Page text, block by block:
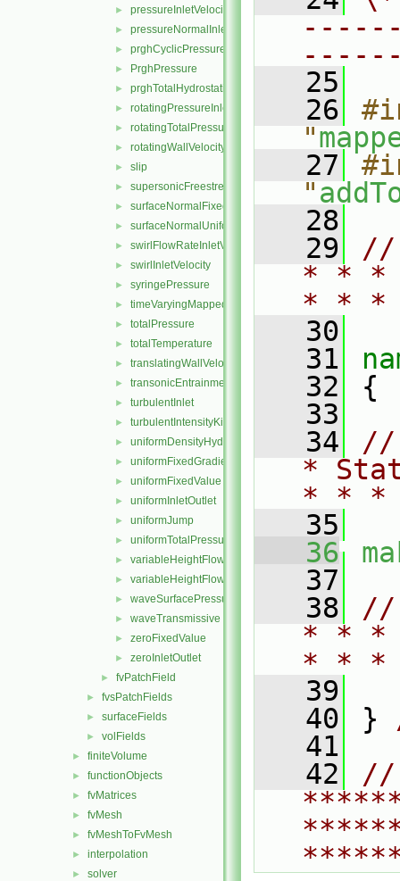
► pressureInletVelocity
► pressureNormalInletOutletVelocity
► prghCyclicPressure
► PrghPressure
► prghTotalHydrostaticPressure
► rotatingPressureInletOutletVelocity
► rotatingTotalPressure
► rotatingWallVelocity
► slip
► supersonicFreestream
► surfaceNormalFixedValue
► surfaceNormalUniformFixedValue
► swirlFlowRateInletVelocity
► swirlInletVelocity
► syringePressure
► timeVaryingMappedFixedValue
► totalPressure
► totalTemperature
► translatingWallVelocity
► transonicEntrainmentPressure
► turbulentInlet
► turbulentIntensityKineticEnergyInlet
► uniformDensityHydrostaticPressure
► uniformFixedGradient
► uniformFixedValue
► uniformInletOutlet
► uniformJump
► uniformTotalPressure
► variableHeightFlowRate
► variableHeightFlowRateInletVelocity
► waveSurfacePressure
► waveTransmissive
► zeroFixedValue
► zeroInletOutlet
► fvPatchField
► fvsPatchFields
► surfaceFields
► volFields
► finiteVolume
► functionObjects
► fvMatrices
► fvMesh
► fvMeshToFvMesh
► interpolation
► solver
   25
   26
"
   27
"
   28
   29
//
* * *
* *
   30
   31
   32
{
   33
   34
//
*
* *
   35
   36
   37
   38
//
* * *
* *
   39
   40
}
   41
   42
//